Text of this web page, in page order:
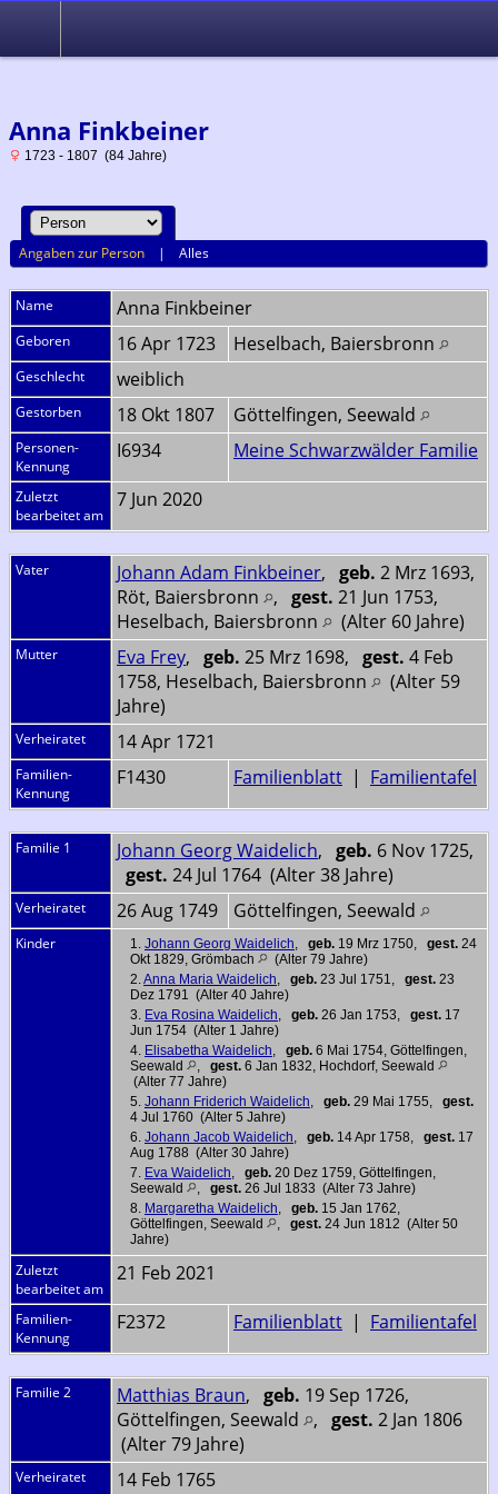
Anna Finkbeiner
1723 - 1807 (84 Jahre)
Angaben zur Person |Alles
Name Anna Finkbeiner
Geboren 16 Apr 1723 Heselbach, Baiersbronn
Geschlecht weiblich
Gestorben 18 Okt 1807 Göttelfingen, Seewald
Personen-
Kennung
I6934 Meine Schwarzwälder Familie
Zuletzt
bearbeitet am
7 Jun 2020
Vater Johann Adam Finkbeiner, geb. 2 Mrz 1693,
Röt, Baiersbronn
, gest. 21 Jun 1753,
Heselbach, Baiersbronn
(Alter 60 Jahre)
Mutter Eva Frey, geb. 25 Mrz 1698, gest. 4 Feb
1758, Heselbach, Baiersbronn
(Alter 59
Jahre)
Verheiratet 14 Apr 1721
Familien-
Kennung
F1430 Familienblatt | Familientafel
Familie 1 Johann Georg Waidelich, geb. 6 Nov 1725,
gest. 24 Jul 1764 (Alter 38 Jahre)
Verheiratet 26 Aug 1749 Göttelfingen, Seewald
Kinder 1. Johann Georg Waidelich, geb. 19 Mrz 1750, gest. 24
Okt 1829, Grömbach
(Alter 79 Jahre)
2.Anna Maria Waidelich, geb. 23 Jul 1751, gest. 23
Dez 1791 (Alter 40 Jahre)
3. Eva Rosina Waidelich, geb. 26 Jan 1753, gest. 17
Jun 1754 (Alter 1 Jahre)
4. Elisabetha Waidelich, geb. 6 Mai 1754, Göttelfingen,
Seewald
, gest. 6 Jan 1832, Hochdorf, Seewald
(Alter 77 Jahre)
5. Johann Friderich Waidelich, geb. 29 Mai 1755, gest.
4 Jul 1760 (Alter 5 Jahre)
6. Johann Jacob Waidelich, geb. 14 Apr 1758, gest. 17
Aug 1788 (Alter 30 Jahre)
7. Eva Waidelich, geb. 20 Dez 1759, Göttelfingen,
Seewald
, gest. 26 Jul 1833 (Alter 73 Jahre)
8. Margaretha Waidelich, geb. 15 Jan 1762,
Göttelfingen, Seewald
, gest. 24 Jun 1812 (Alter 50
Jahre)
Zuletzt
bearbeitet am
21 Feb 2021
Familien-
Kennung
F2372 Familienblatt | Familientafel
Familie 2 Matthias Braun, geb. 19 Sep 1726,
Göttelfingen, Seewald
, gest. 2 Jan 1806
(Alter 79 Jahre)
Verheiratet 14 Feb 1765